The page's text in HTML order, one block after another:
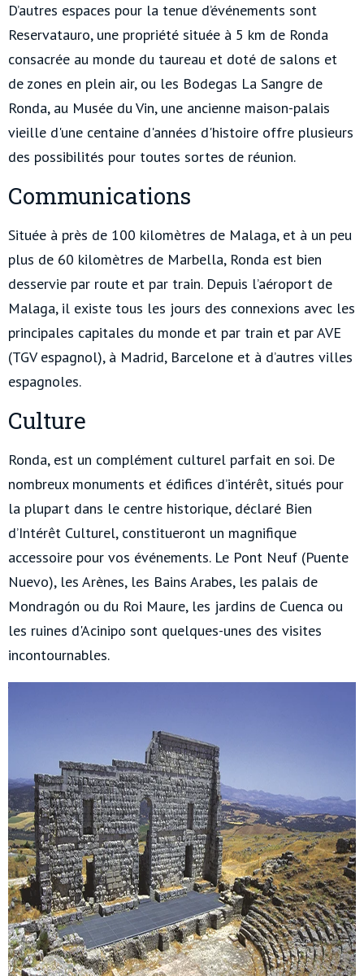
D’autres espaces pour la tenue d’événements sont
Reservatauro, une propriété située à 5 km de Ronda
consacrée au monde du taureau et doté de salons et
de zones en plein air, ou les Bodegas La Sangre de
Ronda, au Musée du Vin, une ancienne maison-palais
vieille d'une centaine d'années d'histoire offre plusieurs
des possibilités pour toutes sortes de réunion.
Communications
Située à près de 100 kilomètres de Malaga, et à un peu
plus de 60 kilomètres de Marbella, Ronda est bien
desservie par route et par train. Depuis l’aéroport de
Malaga, il existe tous les jours des connexions avec les
principales capitales du monde et par train et par AVE
(TGV espagnol), à Madrid, Barcelone et à d’autres villes
espagnoles.
Culture
Ronda, est un complément culturel parfait en soi. De
nombreux monuments et édifices d’intérêt, situés pour
la plupart dans le centre historique, déclaré Bien
d’Intérêt Culturel, constitueront un magnifique
accessoire pour vos événements. Le Pont Neuf (Puente
Nuevo), les Arènes, les Bains Arabes, les palais de
Mondragón ou du Roi Maure, les jardins de Cuenca ou
les ruines d'Acinipo sont quelques-unes des visites
incontournables.